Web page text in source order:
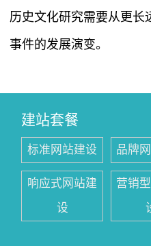
历史文化研究需要从更长
事件的发展演变。
建站套餐
标准网站建设 品牌
响应式网站建
设
营销